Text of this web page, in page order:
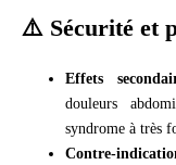
⚠️ Sécurité et
Effets
douleurs
syndrome à très
Contre-